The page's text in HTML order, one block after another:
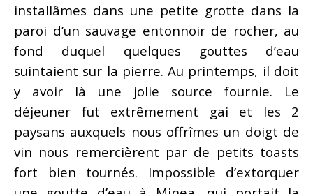
installâmes dans une petite grotte dans la
paroi d’un sauvage entonnoir de rocher, au
fond duquel quelques gouttes d’eau
suintaient sur la pierre. Au printemps, il doit
y avoir là une jolie source fournie. Le
déjeuner fut extrêmement gai et les 2
paysans auxquels nous offrîmes un doigt de
vin nous remercièrent par de petits toasts
fort bien tournés. Impossible d’extorquer